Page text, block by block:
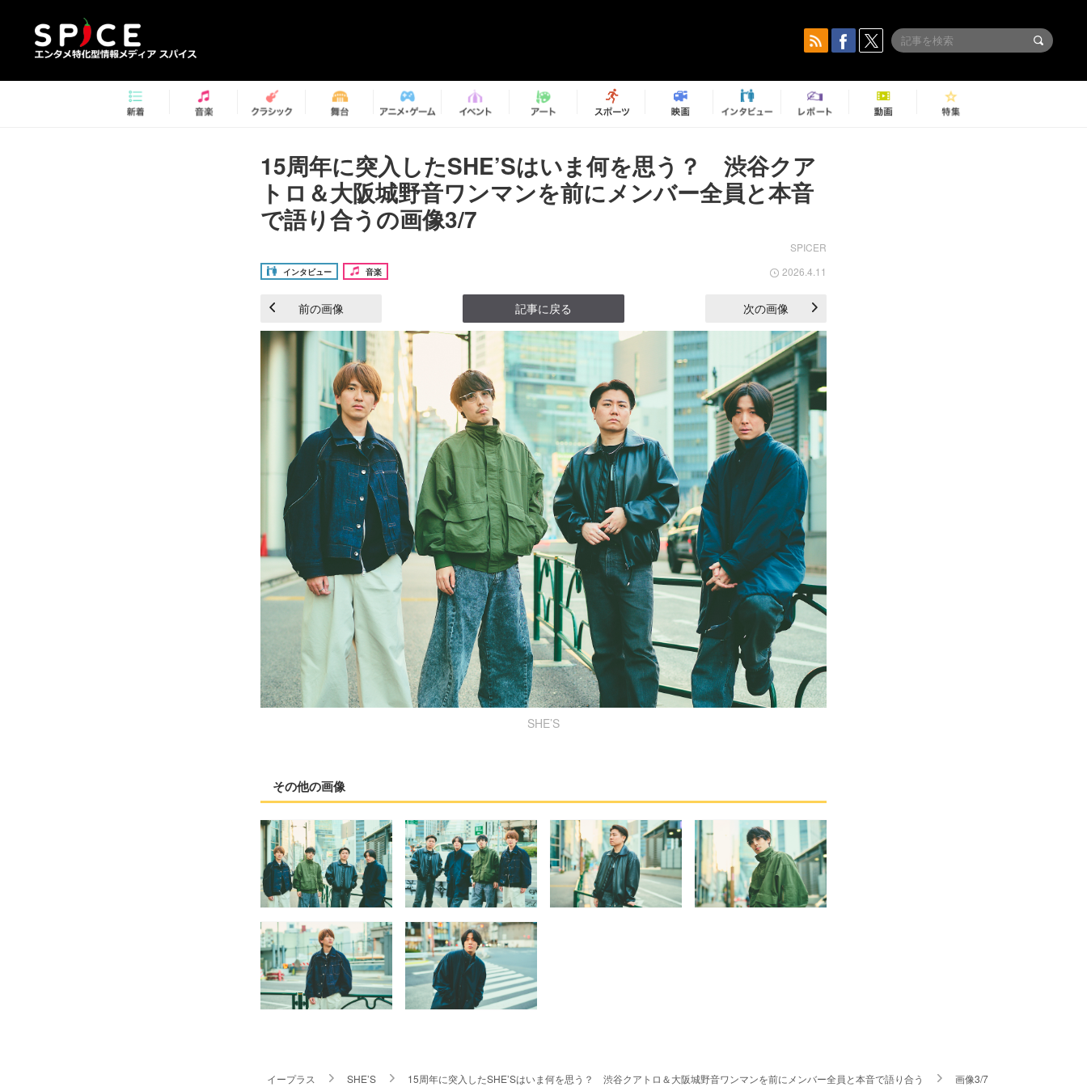
15周年に突入したSHE’Sはいま何を思う？ 渋谷クア
トロ＆大阪城野音ワンマンを前にメンバー全員と本音
で語り合うの画像3/7
SPICER
インタビュー 音楽 2026.4.11
前の画像 記事に戻る 次の画像
SHE’S
その他の画像
イープラス SHE’S 15周年に突入したSHE’Sはいま何を思う？ 渋谷クアトロ＆大阪城野音ワンマンを前にメンバー全員と本音で語り合う 画像3/7